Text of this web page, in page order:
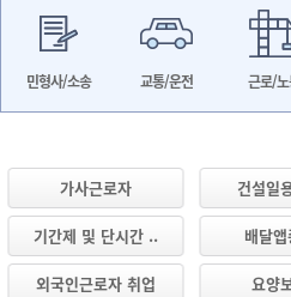
민형사/소송 교통/운전 근로/
가사근로자 건설일
기간제 및 단시간 .. 배달
외국인근로자 취업 요양